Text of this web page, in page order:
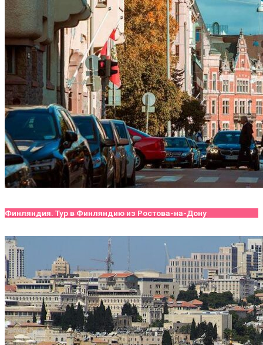
Финляндия. Тур в Финляндию из Ростова-на-Дону